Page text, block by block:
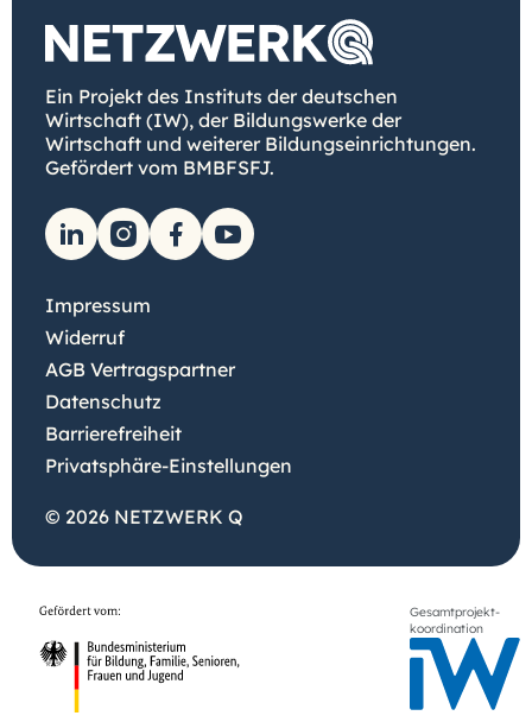
Ein Projekt des Instituts der deutschen
Wirtschaft (IW), der Bildungswerke der
Wirtschaft und weiterer Bildungseinrichtungen.
Gefördert vom BMBFSFJ.
Impressum
Widerruf
AGB Vertragspartner
Datenschutz
Barrierefreiheit
Privatsphäre-Einstellungen
© 2026 NETZWERK Q
Gesamtprojekt-
koordination